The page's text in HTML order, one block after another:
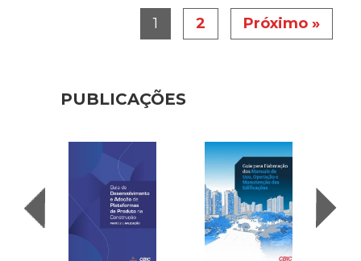
1 2 Próximo »
PUBLICAÇÕES